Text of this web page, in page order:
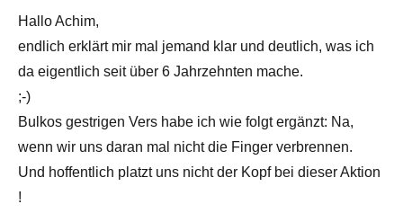
Hallo Achim,
endlich erklärt mir mal jemand klar und deutlich, was ich
da eigentlich seit über 6 Jahrzehnten mache.
;-)
Bulkos gestrigen Vers habe ich wie folgt ergänzt: Na,
wenn wir uns daran mal nicht die Finger verbrennen.
Und hoffentlich platzt uns nicht der Kopf bei dieser Aktion
!